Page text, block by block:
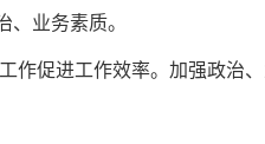
业务素质。
作促进工作效率。加强政治